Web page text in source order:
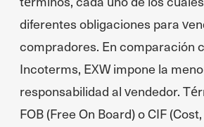
diferentes obligaciones para
compradores. En comparación
Incoterms, EXW impone la
responsabilidad al vendedor.
FOB (Free On Board) o CIF